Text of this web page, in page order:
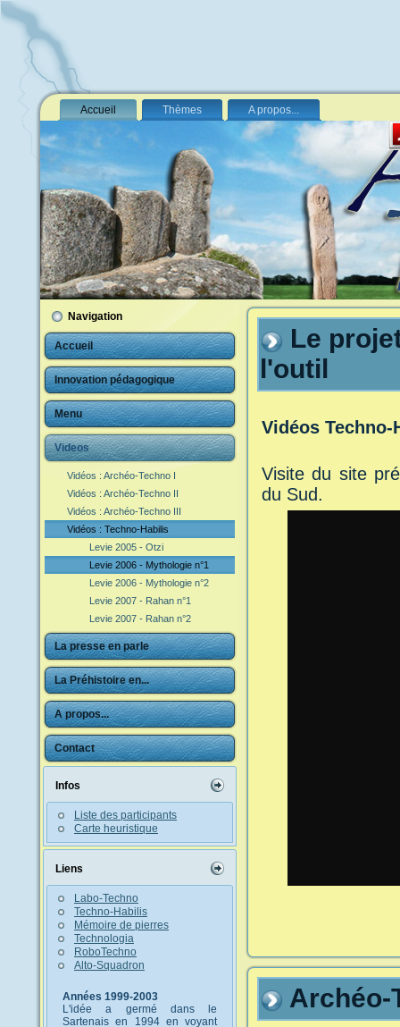
Accueil Thèmes A propos...
Navigation
Accueil
Innovation pédagogique
Menu
Videos
Vidéos : Archéo-Techno I
Vidéos : Archéo-Techno II
Vidéos : Archéo-Techno III
Vidéos : Techno-Habilis
Levie 2005 - Otzi
Levie 2006 - Mythologie n°1
Levie 2006 - Mythologie n°2
Levie 2007 - Rahan n°1
Levie 2007 - Rahan n°2
La presse en parle
La Préhistoire en...
A propos...
Contact
Infos
Liste des participants
Carte heuristique
Liens
Labo-Techno
Techno-Habilis
Mémoire de pierres
Technologia
RoboTechno
Alto-Squadron
Années 1999-2003
L'idée a germé dans le
Sartenais en 1994 en voyant
Le
l'outil
Vidéos Techno-
Visite du site
du Sud.
Archéo-